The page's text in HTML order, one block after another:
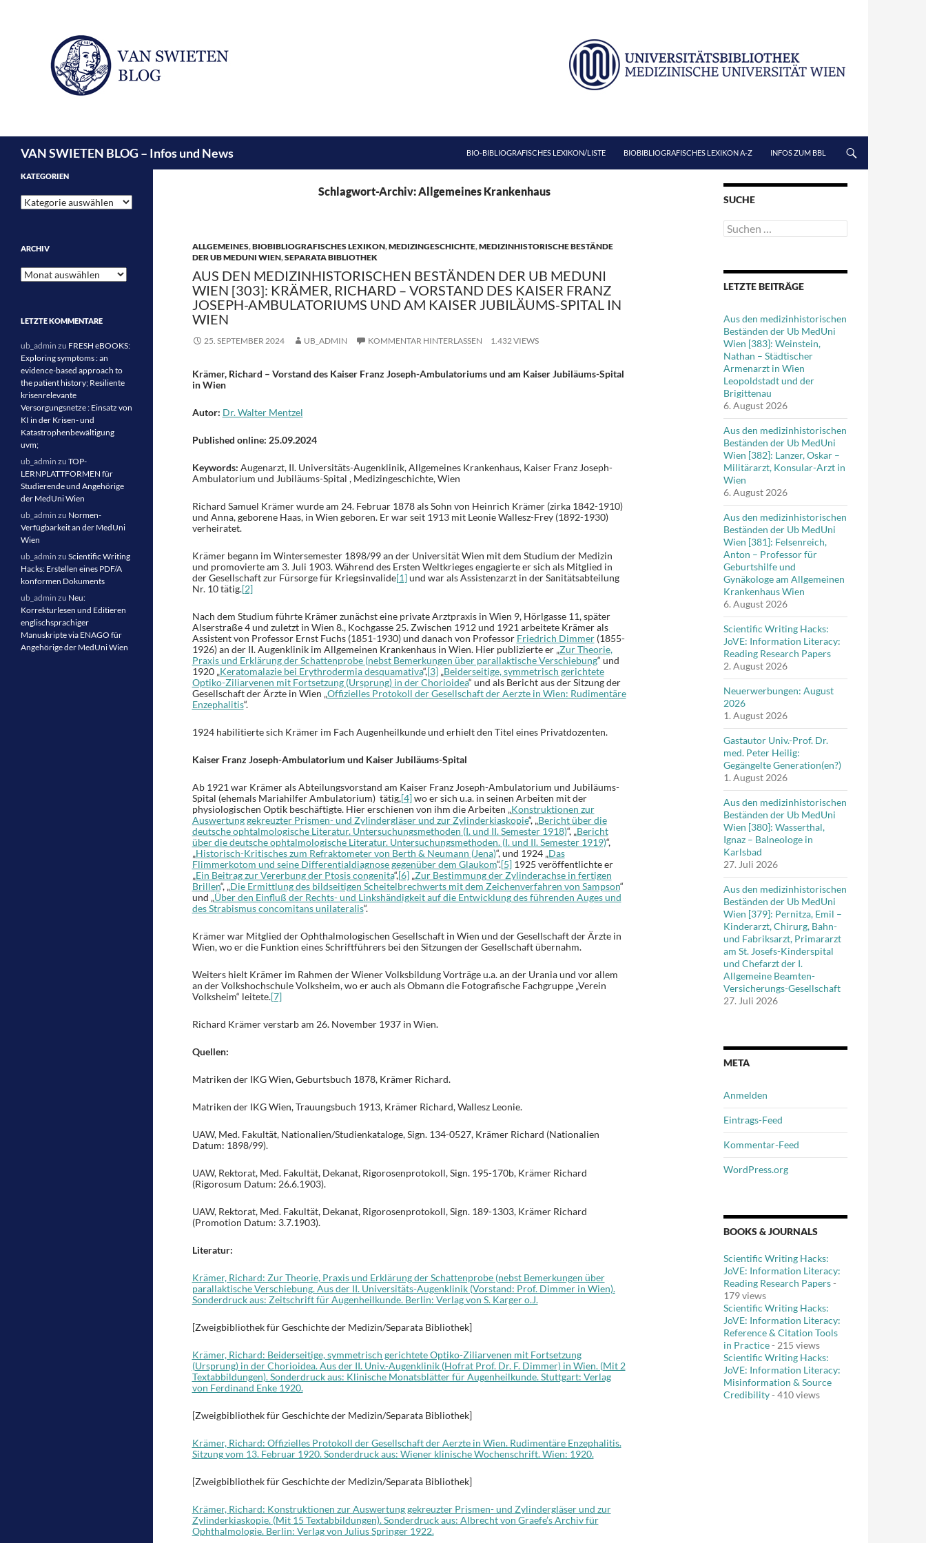
VAN SWIETEN BLOG – Infos und News
BIO-BIBLIOGRAFISCHES LEXIKON/LISTE
BIOBIBLIOGRAFISCHES LEXIKON A-Z INFOS ZUM BBL
Schlagwort-Archiv: Allgemeines Krankenhaus
ALLGEMEINES,BIOBIBLIOGRAFISCHES LEXIKON,MEDIZINGESCHICHTE,MEDIZINHISTORISCHE BESTÄNDE
DER UB MEDUNI WIEN,SEPARATA BIBLIOTHEK
AUS DEN MEDIZINHISTORISCHEN BESTÄNDEN DER UB MEDUNI
WIEN [303]: KRÄMER, RICHARD – VORSTAND DES KAISER FRANZ
JOSEPH-AMBULATORIUMS UND AM KAISER JUBILÄUMS-SPITAL IN
WIEN
25. SEPTEMBER 2024 UB_ADMIN KOMMENTAR HINTERLASSEN 1.432 VIEWS
Krämer, Richard – Vorstand des Kaiser Franz Joseph-Ambulatoriums und am Kaiser Jubiläums-Spital
in Wien
Autor: Dr. Walter Mentzel
Published online: 25.09.2024
Keywords: Augenarzt, II. Universitäts-Augenklinik, Allgemeines Krankenhaus, Kaiser Franz Joseph-
Ambulatorium und Jubiläums-Spital , Medizingeschichte, Wien
Richard Samuel Krämer wurde am 24. Februar 1878 als Sohn von Heinrich Krämer (zirka 1842-1910)
und Anna, geborene Haas, in Wien geboren. Er war seit 1913 mit Leonie Wallesz-Frey (1892-1930)
verheiratet.
Krämer begann im Wintersemester 1898/99 an der Universität Wien mit dem Studium der Medizin
und promovierte am 3. Juli 1903. Während des Ersten Weltkrieges engagierte er sich als Mitglied in
der Gesellschaft zur Fürsorge für Kriegsinvalide[1]und war als Assistenzarzt in der Sanitätsabteilung
Nr. 10 tätig.[2]
Nach dem Studium führte Krämer zunächst eine private Arztpraxis in Wien 9, Hörlgasse 11, später
Alserstraße 4 und zuletzt in Wien 8., Kochgasse 25. Zwischen 1912 und 1921 arbeitete Krämer als
Assistent von Professor Ernst Fuchs (1851-1930) und danach von Professor Friedrich Dimmer(1855-
1926) an der II. Augenklinik im Allgemeinen Krankenhaus in Wien. Hier publizierte er „Zur Theorie,
Praxis und Erklärung der Schattenprobe (nebst Bemerkungen über parallaktische Verschiebung“ und
1920 „Keratomalazie bei Erythrodermia desquamativa“,[3]„Beiderseitige, symmetrisch gerichtete
Optiko-Ziliarvenen mit Fortsetzung (Ursprung) in der Chorioidea“ und als Bericht aus der Sitzung der
Gesellschaft der Ärzte in Wien „Offizielles Protokoll der Gesellschaft der Aerzte in Wien: Rudimentäre
Enzephalitis“.
1924 habilitierte sich Krämer im Fach Augenheilkunde und erhielt den Titel eines Privatdozenten.
Kaiser Franz Joseph-Ambulatorium und Kaiser Jubiläums-Spital
Ab 1921 war Krämer als Abteilungsvorstand am Kaiser Franz Joseph-Ambulatorium und Jubiläums-
Spital (ehemals Mariahilfer Ambulatorium) tätig,[4]wo er sich u.a. in seinen Arbeiten mit der
physiologischen Optik beschäftigte. Hier erschienen von ihm die Arbeiten „Konstruktionen zur
Auswertung gekreuzter Prismen- und Zylindergläser und zur Zylinderkiaskopie“, „Bericht über die
deutsche ophtalmologische Literatur. Untersuchungsmethoden (I. und II. Semester 1918)“, „Bericht
über die deutsche ophtalmologische Literatur. Untersuchungsmethoden. (I. und II. Semester 1919)“,
„Historisch-Kritisches zum Refraktometer von Berth & Neumann (Jena)“, und 1924 „Das
Flimmerkotom und seine Differentialdiagnose gegenüber dem Glaukom“.[5]1925 veröffentlichte er
„Ein Beitrag zur Vererbung der Ptosis congenita“,[6]„Zur Bestimmung der Zylinderachse in fertigen
Brillen“, „Die Ermittlung des bildseitigen Scheitelbrechwerts mit dem Zeichenverfahren von Sampson“
und „Über den Einfluß der Rechts- und Linkshändigkeit auf die Entwicklung des führenden Auges und
des Strabismus concomitans unilateralis“.
Krämer war Mitglied der Ophthalmologischen Gesellschaft in Wien und der Gesellschaft der Ärzte in
Wien, wo er die Funktion eines Schriftführers bei den Sitzungen der Gesellschaft übernahm.
Weiters hielt Krämer im Rahmen der Wiener Volksbildung Vorträge u.a. an der Urania und vor allem
an der Volkshochschule Volksheim, wo er auch als Obmann die Fotografische Fachgruppe „Verein
Volksheim“ leitete.[7]
Richard Krämer verstarb am 26. November 1937 in Wien.
Quellen:
Matriken der IKG Wien, Geburtsbuch 1878, Krämer Richard.
Matriken der IKG Wien, Trauungsbuch 1913, Krämer Richard, Wallesz Leonie.
UAW, Med. Fakultät, Nationalien/Studienkataloge, Sign. 134-0527, Krämer Richard (Nationalien
Datum: 1898/99).
UAW, Rektorat, Med. Fakultät, Dekanat, Rigorosenprotokoll, Sign. 195-170b, Krämer Richard
(Rigorosum Datum: 26.6.1903).
UAW, Rektorat, Med. Fakultät, Dekanat, Rigorosenprotokoll, Sign. 189-1303, Krämer Richard
(Promotion Datum: 3.7.1903).
Literatur:
Krämer, Richard: Zur Theorie, Praxis und Erklärung der Schattenprobe (nebst Bemerkungen über
parallaktische Verschiebung. Aus der II. Universitäts-Augenklinik (Vorstand: Prof. Dimmer in Wien).
Sonderdruck aus: Zeitschrift für Augenheilkunde. Berlin: Verlag von S. Karger o.J.
[Zweigbibliothek für Geschichte der Medizin/Separata Bibliothek]
Krämer, Richard: Beiderseitige, symmetrisch gerichtete Optiko-Ziliarvenen mit Fortsetzung
(Ursprung) in der Chorioidea. Aus der II. Univ.-Augenklinik (Hofrat Prof. Dr. F. Dimmer) in Wien. (Mit 2
Textabbildungen). Sonderdruck aus: Klinische Monatsblätter für Augenheilkunde. Stuttgart: Verlag
von Ferdinand Enke 1920.
[Zweigbibliothek für Geschichte der Medizin/Separata Bibliothek]
Krämer, Richard: Offizielles Protokoll der Gesellschaft der Aerzte in Wien. Rudimentäre Enzephalitis.
Sitzung vom 13. Februar 1920. Sonderdruck aus: Wiener klinische Wochenschrift. Wien: 1920.
[Zweigbibliothek für Geschichte der Medizin/Separata Bibliothek]
Krämer, Richard: Konstruktionen zur Auswertung gekreuzter Prismen- und Zylindergläser und zur
Zylinderkiaskopie. (Mit 15 Textabbildungen). Sonderdruck aus: Albrecht von Graefe’s Archiv für
Ophthalmologie. Berlin: Verlag von Julius Springer 1922.
SUCHE
Suchen
nach:
LETZTE BEITRÄGE
Aus den medizinhistorischen
Beständen der Ub MedUni
Wien [383]: Weinstein,
Nathan – Städtischer
Armenarzt in Wien
Leopoldstadt und der
Brigittenau
6. August 2026
Aus den medizinhistorischen
Beständen der Ub MedUni
Wien [382]: Lanzer, Oskar –
Militärarzt, Konsular-Arzt in
Wien
6. August 2026
Aus den medizinhistorischen
Beständen der Ub MedUni
Wien [381]: Felsenreich,
Anton – Professor für
Geburtshilfe und
Gynäkologe am Allgemeinen
Krankenhaus Wien
6. August 2026
Scientific Writing Hacks:
JoVE: Information Literacy:
Reading Research Papers
2. August 2026
Neuerwerbungen: August
2026
1. August 2026
Gastautor Univ.-Prof. Dr.
med. Peter Heilig:
Gegängelte Generation(en?)
1. August 2026
Aus den medizinhistorischen
Beständen der Ub MedUni
Wien [380]: Wasserthal,
Ignaz – Balneologe in
Karlsbad
27. Juli 2026
Aus den medizinhistorischen
Beständen der Ub MedUni
Wien [379]: Pernitza, Emil –
Kinderarzt, Chirurg, Bahn-
und Fabriksarzt, Primararzt
am St. Josefs-Kinderspital
und Chefarzt der I.
Allgemeine Beamten-
Versicherungs-Gesellschaft
27. Juli 2026
META
Anmelden
Eintrags-Feed
Kommentar-Feed
WordPress.org
BOOKS & JOURNALS
Scientific Writing Hacks:
JoVE: Information Literacy:
Reading Research Papers-
179 views
Scientific Writing Hacks:
JoVE: Information Literacy:
Reference & Citation Tools
in Practice- 215 views
Scientific Writing Hacks:
JoVE: Information Literacy:
Misinformation & Source
Credibility- 410 views
KATEGORIEN
Kategorien
ARCHIV
Archiv
LETZTE KOMMENTARE
ub_admin zu FRESH eBOOKS:
Exploring symptoms : an
evidence-based approach to
the patient history; Resiliente
krisenrelevante
Versorgungsnetze : Einsatz von
KI in der Krisen- und
Katastrophenbewältigung
uvm;
ub_admin zu TOP-
LERNPLATTFORMEN für
Studierende und Angehörige
der MedUni Wien
ub_admin zu Normen-
Verfügbarkeit an der MedUni
Wien
ub_admin zu Scientific Writing
Hacks: Erstellen eines PDF/A
konformen Dokuments
ub_admin zu Neu:
Korrekturlesen und Editieren
englischsprachiger
Manuskripte via ENAGO für
Angehörige der MedUni Wien